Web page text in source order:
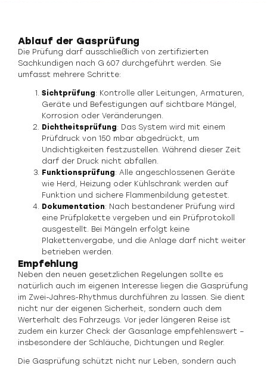
Ablauf der Gasprüfung
Die Prüfung darf ausschließlich von zertifizierten
Sachkundigen nach G 607 durchgeführt werden. Sie
umfasst mehrere Schritte:
Sichtprüfung: Kontrolle aller Leitungen, Armaturen,
Geräte und Befestigungen auf sichtbare Mängel,
Korrosion oder Veränderungen.
Dichtheitsprüfung: Das System wird mit einem
Prüfdruck von 150 mbar abgedrückt, um
Undichtigkeiten festzustellen. Während dieser Zeit
darf der Druck nicht abfallen.
Funktionsprüfung: Alle angeschlossenen Geräte
wie Herd, Heizung oder Kühlschrank werden auf
Funktion und sichere Flammenbildung getestet.
Dokumentation: Nach bestandener Prüfung wird
eine Prüfplakette vergeben und ein Prüfprotokoll
ausgestellt. Bei Mängeln erfolgt keine
Plakettenvergabe, und die Anlage darf nicht weiter
betrieben werden.
Empfehlung
Neben den neuen gesetzlichen Regelungen sollte es
natürlich auch im eigenen Interesse liegen die Gasprüfung
im Zwei-Jahres-Rhythmus durchführen zu lassen. Sie dient
nicht nur der eigenen Sicherheit, sondern auch dem
Werterhalt des Fahrzeugs. Vor jeder längeren Reise ist
zudem ein kurzer Check der Gasanlage empfehlenswert –
insbesondere der Schläuche, Dichtungen und Regler.
Die Gasprüfung schützt nicht nur Leben, sondern auch